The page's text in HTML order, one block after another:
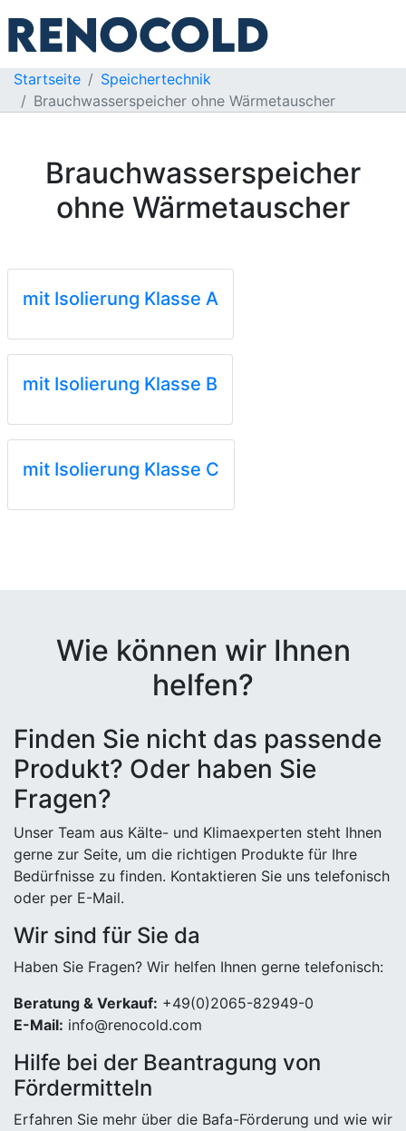
Startseite
Speichertechnik
Brauchwasserspeicher ohne Wärmetauscher
Brauchwasserspeicher
ohne Wärmetauscher
mit Isolierung Klasse A
mit Isolierung Klasse B
mit Isolierung Klasse C
Wie können wir Ihnen
helfen?
Finden Sie nicht das passende
Produkt? Oder haben Sie
Fragen?
Unser Team aus Kälte- und Klimaexperten steht Ihnen
gerne zur Seite, um die richtigen Produkte für Ihre
Bedürfnisse zu finden. Kontaktieren Sie uns telefonisch
oder per E-Mail.
Wir sind für Sie da
Haben Sie Fragen? Wir helfen Ihnen gerne telefonisch:
Beratung & Verkauf: +49(0)2065-82949-0
E-Mail: info@renocold.com
Hilfe bei der Beantragung von
Fördermitteln
Erfahren Sie mehr über die Bafa-Förderung und wie wir